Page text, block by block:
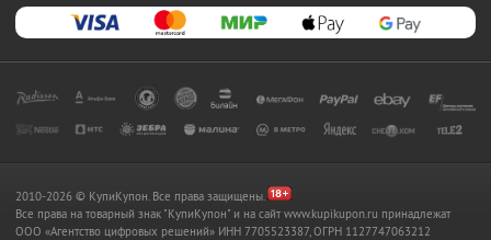
2010-2026 © КупиКупон. Все права защищены.
Все права на товарный знак "КупиКупон" и на сайт www.kupikupon.ru принадлежат
OOO «Агентство цифровых решений» ИНН 7705523387, ОГРН 1127747063212